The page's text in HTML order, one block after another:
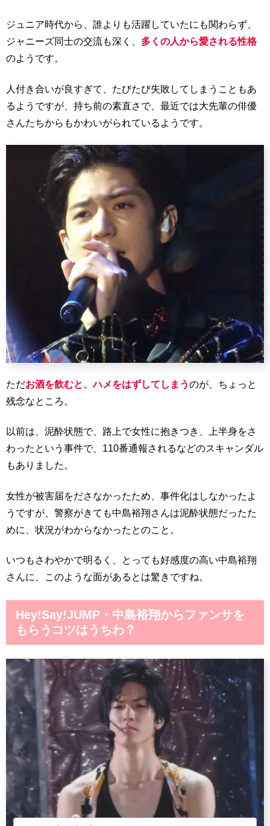
ジュニア時代から、誰よりも活躍していたにも関わらず、
ジャニーズ同士の交流も深く、 多くの人から愛される性格
のようです。
人付き合いが良すぎて、たびたび失敗してしまうこともあ
るようですが、持ち前の素直さで、最近では大先輩の俳優
さんたちからもかわいがられているようです。
ただお酒を飲むと、ハメをはずしてしまうのが、ちょっと
残念なところ。
以前は、泥酔状態で、路上で女性に抱きつき、上半身をさ
わったという事件で、110番通報されるなどのスキャンダル
もありました。
女性が被害届をださなかったため、事件化はしなかったよ
うですが、警察がきても中島裕翔さんは泥酔状態だったた
めに、状況がわからなかったとのこと。
いつもさわやかで明るく、とっても好感度の高い中島裕翔
さんに、このような面があるとは驚きですね。
Hey!Say!JUMP・中島裕翔からファンサを
もらうコツはうちわ？